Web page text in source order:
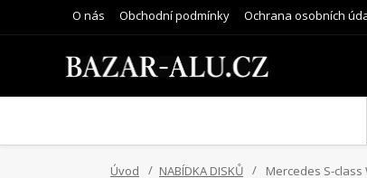
O nás Obchodní podmínky Ochrana osobních
Úvod NABÍDKA DISKŮ Mercedes S-class